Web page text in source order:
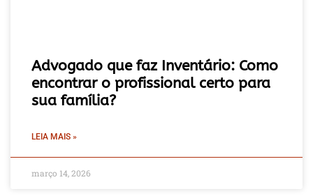
Advogado que faz Inventário: Como
encontrar o profissional certo para
sua família?
LEIA MAIS »
março 14, 2026